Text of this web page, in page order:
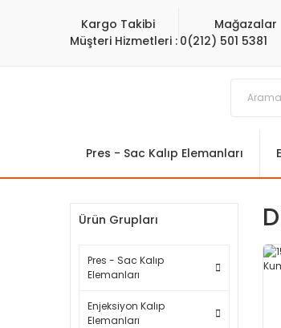
Kargo Takibi Mağazalar
Müşteri Hizmetleri : 0(212) 501 5381
Pres - Sac Kalıp Elemanları
Ürün Grupları
Pres - Sac Kalıp
Elemanları
Enjeksiyon Kalıp
Elemanları